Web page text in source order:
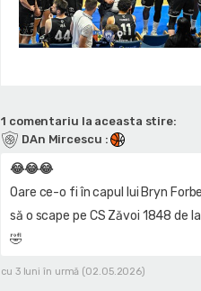
1 comentariu la aceasta stire:
DAn Mircescu :
😂😂😂
Oare ce-o fi în capul lui Bryn
să o scape pe CS Zăvoi 1848 de
🤣
cu 3 luni în urmă (02.05.2026)